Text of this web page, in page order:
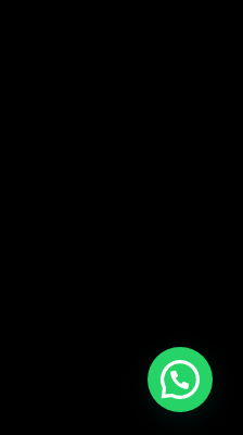
derechos reservados ©